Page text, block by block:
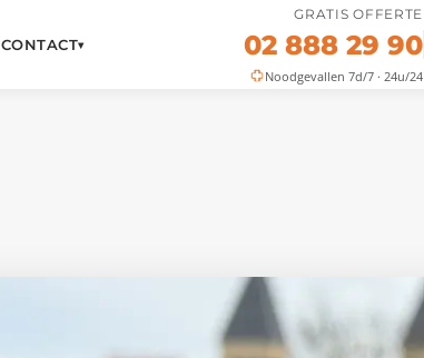
CONTACT▾
GRATIS OFFERTE
02 888 29 90
Noodgevallen 7d/7 · 24u/24